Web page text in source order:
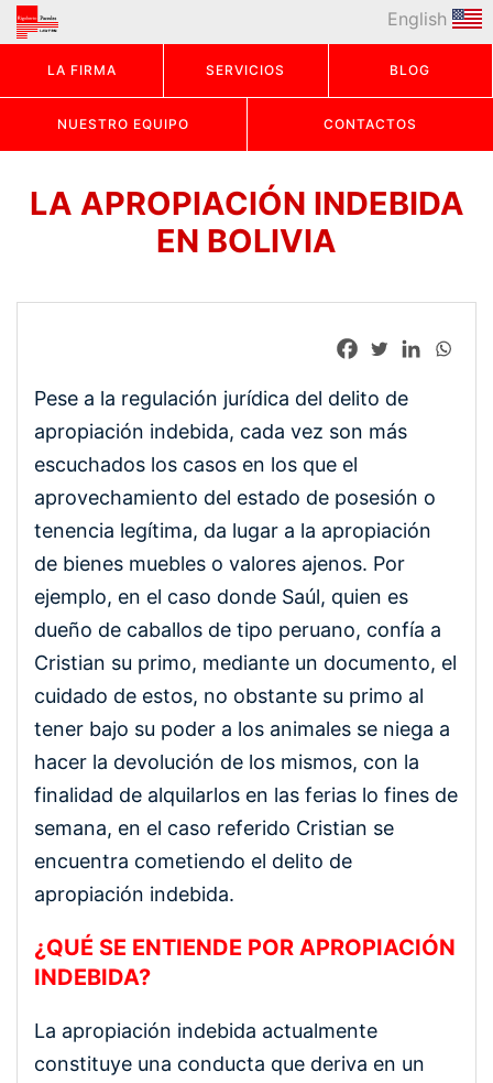
LA FIRMA SERVICIOS BLOG
NUESTRO EQUIPO CONTACTOS
English
LA APROPIACIÓN INDEBIDA
EN BOLIVIA
Pese a la regulación jurídica del delito de
apropiación indebida, cada vez son más
escuchados los casos en los que el
aprovechamiento del estado de posesión o
tenencia legítima, da lugar a la apropiación
de bienes muebles o valores ajenos. Por
ejemplo, en el caso donde Saúl, quien es
dueño de caballos de tipo peruano, confía a
Cristian su primo, mediante un documento, el
cuidado de estos, no obstante su primo al
tener bajo su poder a los animales se niega a
hacer la devolución de los mismos, con la
finalidad de alquilarlos en las ferias lo fines de
semana, en el caso referido Cristian se
encuentra cometiendo el delito de
apropiación indebida.
¿QUÉ SE ENTIENDE POR APROPIACIÓN
INDEBIDA?
La apropiación indebida actualmente
constituye una conducta que deriva en un